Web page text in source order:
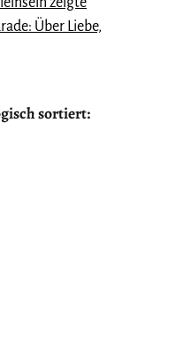
Über Liebe,
sortiert: